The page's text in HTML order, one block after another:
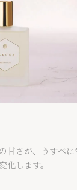
甘さが、うすべに
化します。